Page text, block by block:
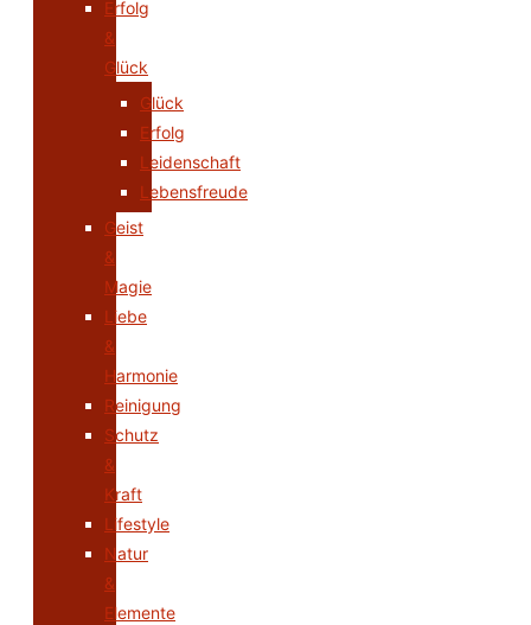
Erfolg
&
Glück
Glück
Erfolg
Leidenschaft
Lebensfreude
Geist
&
Magie
Liebe
&
Harmonie
Reinigung
Schutz
&
Kraft
Lifestyle
Natur
&
Elemente